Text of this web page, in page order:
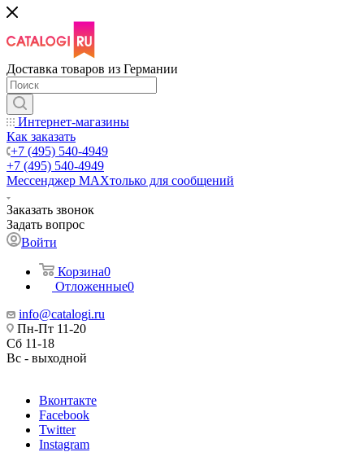
Доставка товаров из Германии
Интернет-магазины
Как заказать
+7 (495) 540-4949
+7 (495) 540-4949
Мессенджер МАХтолько для сообщений
Заказать звонок
Задать вопрос
Войти
Корзина0
Отложенные0
info@catalogi.ru
Пн-Пт 11-20
Сб 11-18
Вс - выходной
Вконтакте
Facebook
Twitter
Instagram